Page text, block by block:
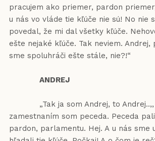
pracujem ako priemer, pardon
u nás vo vláde tie kľúče nie sú! No nie
povedal, že mi dal všetky kľúče.
ešte nejaké kľúče. Tak neviem. Andrej,
sme spoluhráči ešte stále, nie?!“
ANDREJ
„Tak ja som Andrej, to Andrej..,,
zamestnaním som peceda. Peceda
pardon, parlamentu. Hej. A u nás sme